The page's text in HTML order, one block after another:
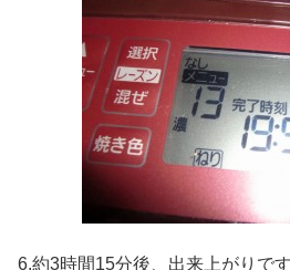
6.約3時間15分後、出来上がりです